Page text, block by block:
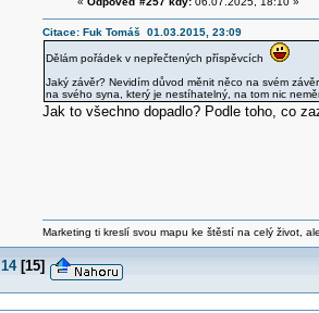
Citace: Fuk Tomáš 01.03.2015, 23:09
Dělám pořádek v nepřečtených příspěvcích
Jaký závěr? Nevidím důvod měnit něco na svém
na svého syna, který je nestíhatelný, na tom nic
Jak to všechno dopadlo? Podle toho, co
Marketing ti kreslí svou mapu ke štěstí na celý život,
14[15]